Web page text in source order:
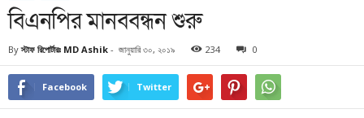
বিএনপির মানববন্ধন শুরু
By স্টাফ রিপোর্টারঃ MD Ashik - জানুয়ারি ৩০, ২০১৯ 234 0
Facebook Twitter